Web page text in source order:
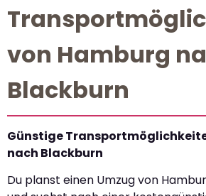
von Hamburg
Blackburn
Günstige
nach Blackburn
Du planst einen Umzug von